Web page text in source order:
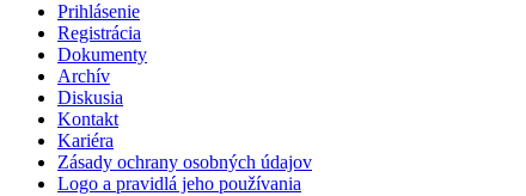
Prihlásenie
Registrácia
Dokumenty
Archív
Diskusia
Kontakt
Kariéra
Zásady ochrany osobných údajov
Logo a pravidlá jeho používania